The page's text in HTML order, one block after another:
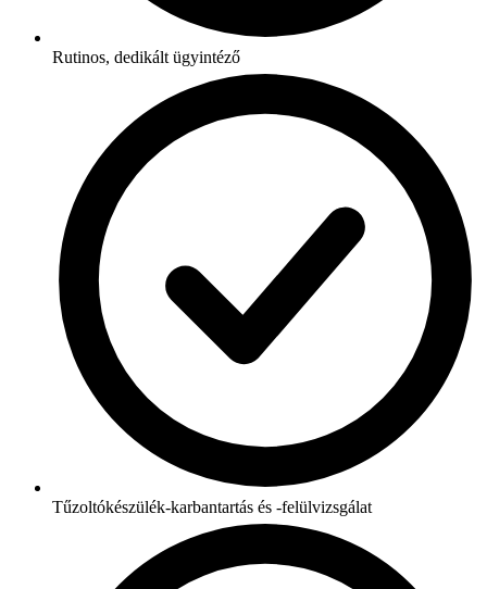
Rutinos, dedikált ügyintéző
Tűzoltókészülék-karbantartás és -felülvizsgálat